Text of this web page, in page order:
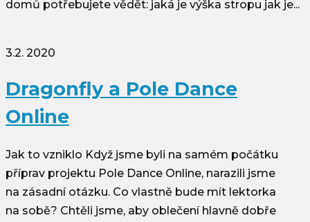
domů potřebujete vědět: jaká je výška stropu jak je...
3.2. 2020
Dragonfly a Pole Dance
Online
Jak to vzniklo Když jsme byli na samém počátku
příprav projektu Pole Dance Online, narazili jsme
na zásadní otázku. Co vlastně bude mít lektorka
na sobě? Chtěli jsme, aby oblečení hlavně dobře